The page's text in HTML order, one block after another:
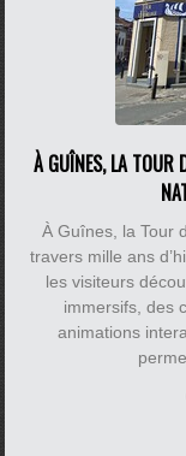
À GUÎNES, LA TOUR
À Guînes, la Tour
travers mille ans
les visiteurs
immersifs, des
animations